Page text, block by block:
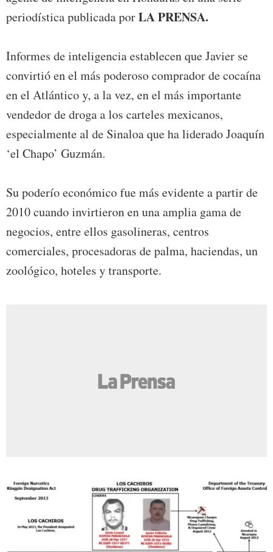
periodística publicada porLA PRENSA.
Informes de inteligencia establecen que Javier se
convirtió en el más poderoso comprador de cocaína
en el Atlántico y, a la vez, en el más importante
vendedor de droga a los carteles mexicanos,
especialmente al de Sinaloa que ha liderado Joaquín
‘el Chapo’ Guzmán.
Su poderío económico fue más evidente a partir de
2010 cuando invirtieron en una amplia gama de
negocios, entre ellos gasolineras, centros
comerciales, procesadoras de palma, haciendas, un
zoológico, hoteles y transporte.